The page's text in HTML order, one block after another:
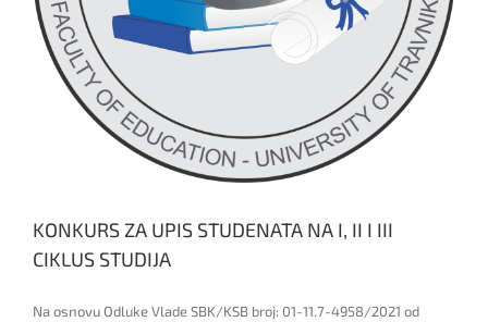
KONKURS ZA UPIS STUDENATA NA I, II I III
CIKLUS STUDIJA
Na osnovu Odluke Vlade SBK/KSB broj: 01-11.7-4958/2021 od